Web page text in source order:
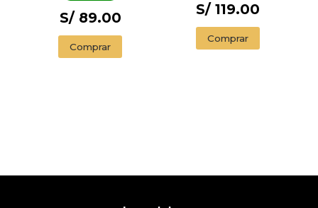
S/ 89.00
Comprar
S/ 119.00
Comprar